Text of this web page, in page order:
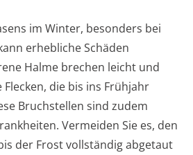
im Winter, besonders bei
erhebliche Schäden
Halme brechen leicht und
die bis ins Frühjahr
Bruchstellen sind zudem
Vermeiden Sie es, den
der Frost vollständig abgetaut